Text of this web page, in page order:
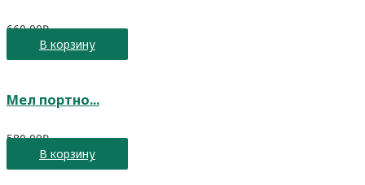
660,00₽
В корзину
Мел портно...
580,00₽
В корзину